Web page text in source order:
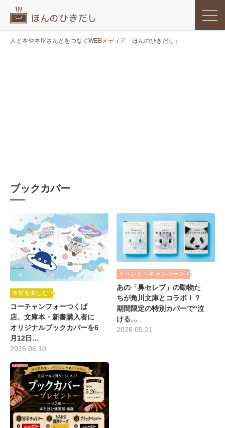
人と本や本屋さんとをつなぐWEBメディア「ほんのひきだし」
ブックカバー
本屋を楽しむ
コーチャンフォーつくば
店、文庫本・新書購入者に
オリジナルブックカバーを6
月12日…
2026.06.10
イベント・キャンペーン
あの「鼻セレブ」の動物た
ちが角川文庫とコラボ！？
期間限定の特別カバーで“泣
ける…
2026.05.21